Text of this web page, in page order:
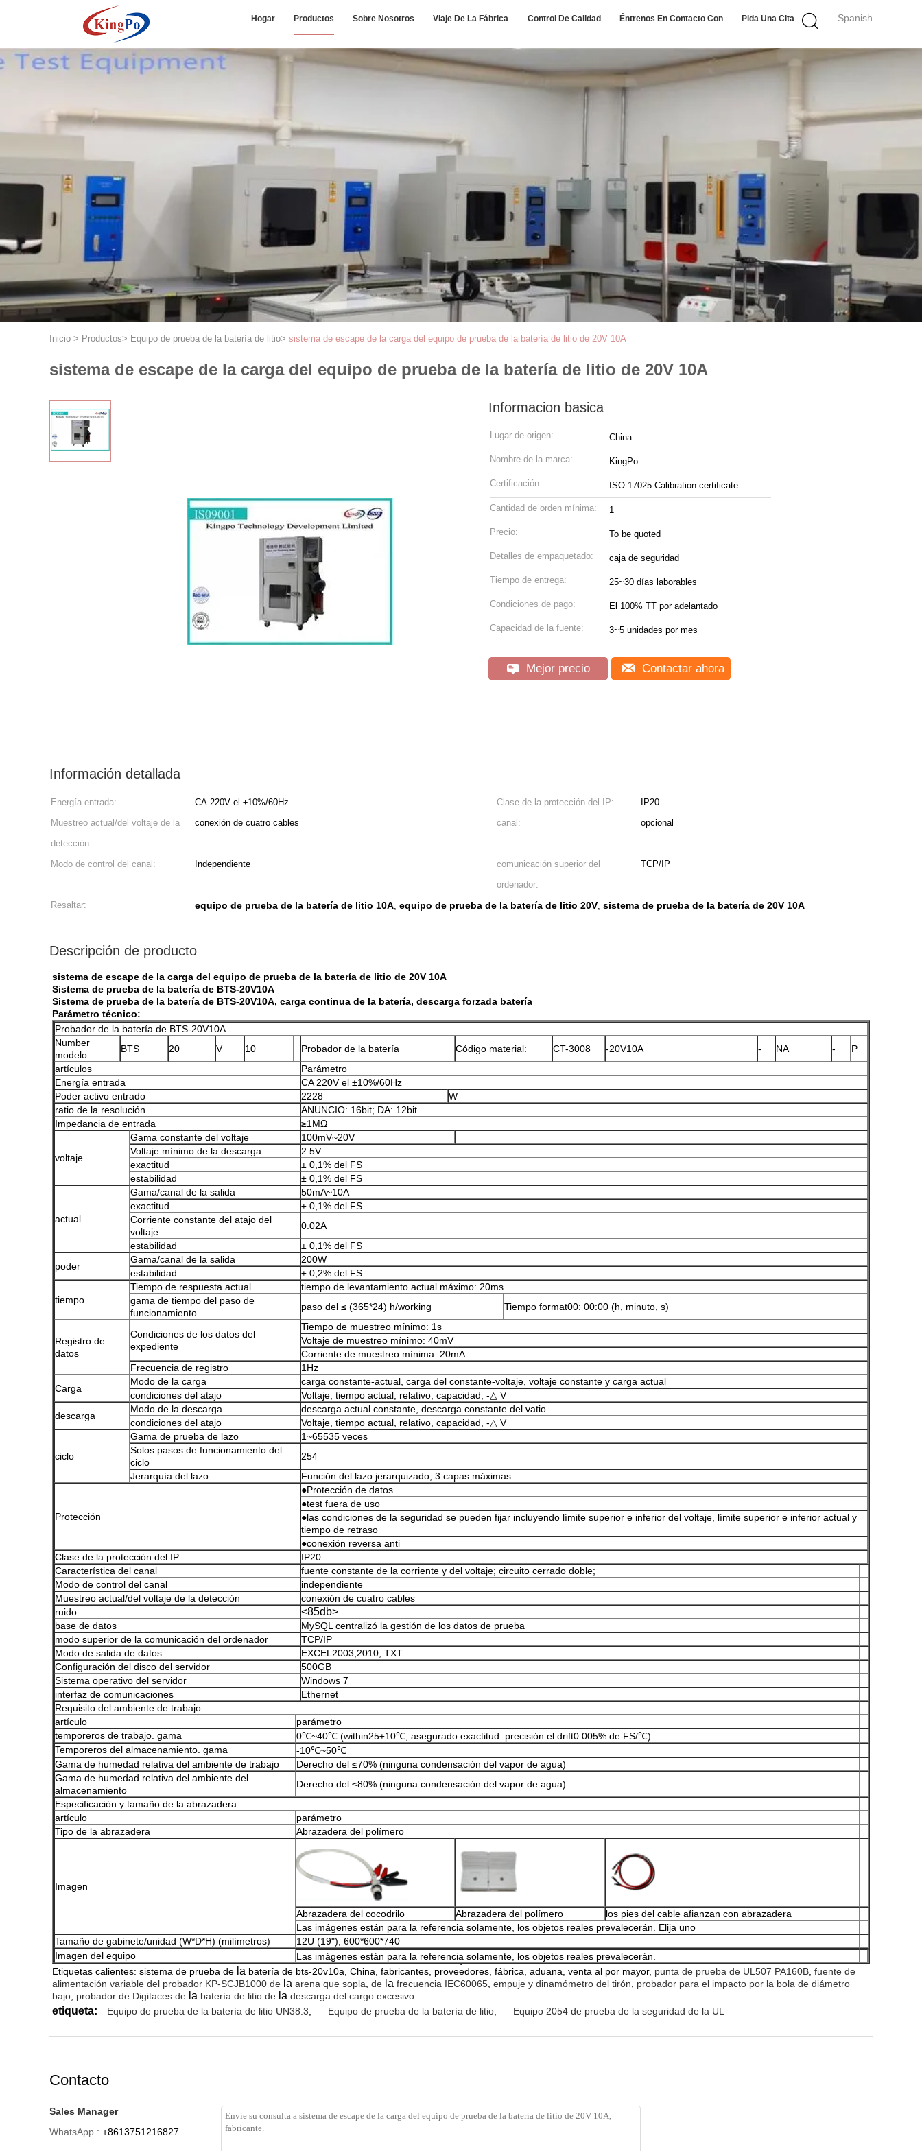
Spanish
Hogar Productos Sobre Nosotros Viaje De La Fábrica Control De Calidad Éntrenos En Contacto Con Pida Una Cita
Inicio > Productos> Equipo de prueba de la batería de litio> sistema de escape de la carga del equipo de prueba de la batería de litio de 20V 10A
sistema de escape de la carga del equipo de prueba de la batería de litio de 20V 10A
Informacion basica
Lugar de origen: China
Nombre de la marca: KingPo
Certificación: ISO 17025 Calibration certificate
Cantidad de orden mínima: 1
Precio: To be quoted
Detalles de empaquetado: caja de seguridad
Tiempo de entrega: 25~30 días laborables
Condiciones de pago: El 100% TT por adelantado
Capacidad de la fuente: 3~5 unidades por mes
Mejor precio Contactar ahora
Información detallada
Energía entrada: CA 220V el ±10%/60Hz Clase de la protección del IP:
IP20
Muestreo actual/del voltaje de la
detección:
conexión de cuatro cables canal: opcional
Modo de control del canal: Independiente
comunicación superior del
ordenador:
TCP/IP
Resaltar: equipo de prueba de la batería de litio 10A, equipo de prueba de la batería de litio 20V, sistema de prueba de la batería de 20V 10A
Descripción de producto
sistema de escape de la carga del equipo de prueba de la batería de litio de 20V 10A
Sistema de prueba de la batería de BTS-20V10A
Sistema de prueba de la batería de BTS-20V10A, carga continua de la batería, descarga forzada batería
Parámetro técnico:
Probador de la batería de BTS-20V10A
Number
modelo:
BTS 20 V 10 Probador de la batería Código material: CT-3008 -20V10A - NA -
P
artículos
Parámetro
Energía entrada
CA 220V el ±10%/60Hz
Poder activo entrado
2228
W
ratio de la resolución
ANUNCIO: 16bit; DA: 12bit
Impedancia de entrada
≥1MΩ
voltaje
Gama constante del voltaje
100mV~20V
Voltaje mínimo de la descarga
2.5V
exactitud
± 0,1% del FS
estabilidad
± 0,1% del FS
actual
Gama/canal de la salida
50mA~10A
exactitud
± 0,1% del FS
Corriente constante del atajo del
voltaje
0.02A
estabilidad
± 0,1% del FS
poder
Gama/canal de la salida
200W
estabilidad
± 0,2% del FS
tiempo
Tiempo de respuesta actual
tiempo de levantamiento actual máximo: 20ms
gama de tiempo del paso de
funcionamiento
paso del ≤ (365*24) h/working Tiempo format00: 00:00 (h, minuto, s)
Registro de
datos
Condiciones de los datos del
expediente
Tiempo de muestreo mínimo: 1s
Voltaje de muestreo mínimo: 40mV
Corriente de muestreo mínima: 20mA
Frecuencia de registro
1Hz
Carga
Modo de la carga
carga constante-actual, carga del constante-voltaje, voltaje constante y carga actual
condiciones del atajo
Voltaje, tiempo actual, relativo, capacidad, -△ V
descarga
Modo de la descarga
descarga actual constante, descarga constante del vatio
condiciones del atajo
Voltaje, tiempo actual, relativo, capacidad, -△ V
ciclo
Gama de prueba de lazo
1~65535 veces
Solos pasos de funcionamiento del
ciclo
254
Jerarquía del lazo
Función del lazo jerarquizado, 3 capas máximas
Protección
●Protección de datos
●test fuera de uso
●las condiciones de la seguridad se pueden fijar incluyendo límite superior e inferior del voltaje, límite superior e inferior actual y
tiempo de retraso
●conexión reversa anti
Clase de la protección del IP
IP20
Característica del canal
fuente constante de la corriente y del voltaje; circuito cerrado doble;
Modo de control del canal
independiente
Muestreo actual/del voltaje de la detección
conexión de cuatro cables
ruido
<85db>
base de datos
MySQL centralizó la gestión de los datos de prueba
modo superior de la comunicación del ordenador
TCP/IP
Modo de salida de datos
EXCEL2003,2010, TXT
Configuración del disco del servidor
500GB
Sistema operativo del servidor
Windows 7
interfaz de comunicaciones
Ethernet
Requisito del ambiente de trabajo
artículo
parámetro
temporeros de trabajo. gama
0℃~40℃ (within25±10℃, asegurado exactitud: precisión el drift0.005% de FS/℃)
Temporeros del almacenamiento. gama
-10℃~50℃
Gama de humedad relativa del ambiente de trabajo
Derecho del ≤70% (ninguna condensación del vapor de agua)
Gama de humedad relativa del ambiente del
almacenamiento
Derecho del ≤80% (ninguna condensación del vapor de agua)
Especificación y tamaño de la abrazadera
artículo
parámetro
Tipo de la abrazadera
Abrazadera del polímero
Imagen
Abrazadera del cocodrilo Abrazadera del polímero
los pies del cable afianzan con abrazadera
Las imágenes están para la referencia solamente, los objetos reales prevalecerán. Elija uno
Tamaño de gabinete/unidad (W*D*H) (milímetros)
12U (19"), 600*600*740
Imagen del equipo
Las imágenes están para la referencia solamente, los objetos reales prevalecerán.
Etiquetas calientes: sistema de prueba de la batería de bts-20v10a, China, fabricantes, proveedores, fábrica, aduana, venta al por mayor, punta de prueba de UL507 PA160B fuente de
alimentación variable del probador KP-SCJB1000 de la arena que sopla de la frecuencia IEC60065 empuje y dinamómetro del tirón
probador para el impacto por la bola de diámetro
bajo probador de Digitaces de la batería de litio de la descarga del cargo excesivo
etiqueta: Equipo de prueba de la batería de litio UN38.3 Equipo de prueba de la batería de litio Equipo 2054 de prueba de la seguridad de la UL
Contacto
Sales Manager
WhatsApp : +8613751216827